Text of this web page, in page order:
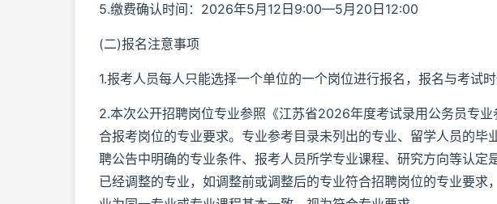
5.缴费确认时间：2026年5月12日9:00—5月20日12:00
(二)报名注意事项
1.报考人员每人只能选择一个单位的一个岗位进行报名，报名与考试
2.本次公开招聘岗位专业参照《江苏省2026年度考试录用公务员专
合报考岗位的专业要求。专业参考目录未列出的专业、留学人员的毕
聘公告中明确的专业条件、报考人员所学专业课程、研究方向等认定
已经调整的专业，如调整前或调整后的专业符合招聘岗位的专业要求